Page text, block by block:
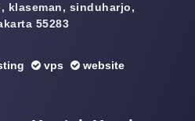
klaseman, sinduharjo,
55283
vps website